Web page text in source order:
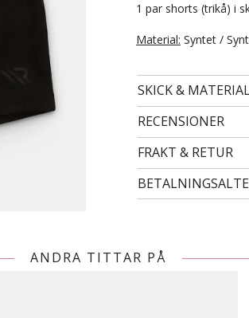
- STORLEK 122 -
1 par shorts (trikå) i
Material: Syntet /
SKICK &
RECENSIONER
FRAKT & RETUR
ANDRA TITTAR PÅ